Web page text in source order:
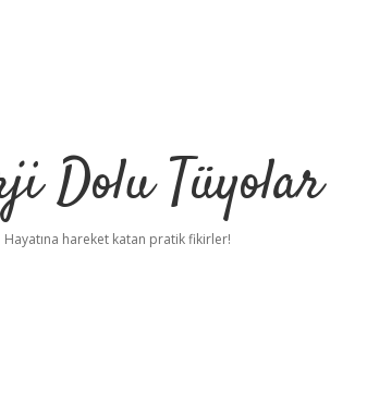
Dolu Tüyolar
Hayatına hareket katan pratik fikirler!